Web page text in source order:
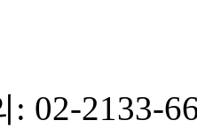
02-2133-